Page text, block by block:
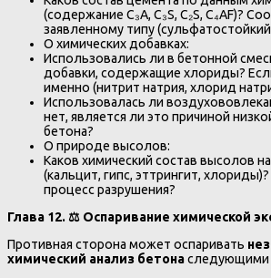
(содержание C₃A, C₃S, C₂S, C₄AF)?
заявленному типу
О химических добавках:
Использовались ли в бетонной
добавки, содержащие хлориды?
именно (нитрит натрия, хлорид
Использовалась ли
нет, является ли это причиной
бетона?
О природе высолов:
Каков химический состав высолов
(кальцит, гипс, эттрингит,
процесс разрушения?
Глава 12. ⚖️ Оспаривание химической
Противная сторона может оспаривать
химический анализ бетонаследующими